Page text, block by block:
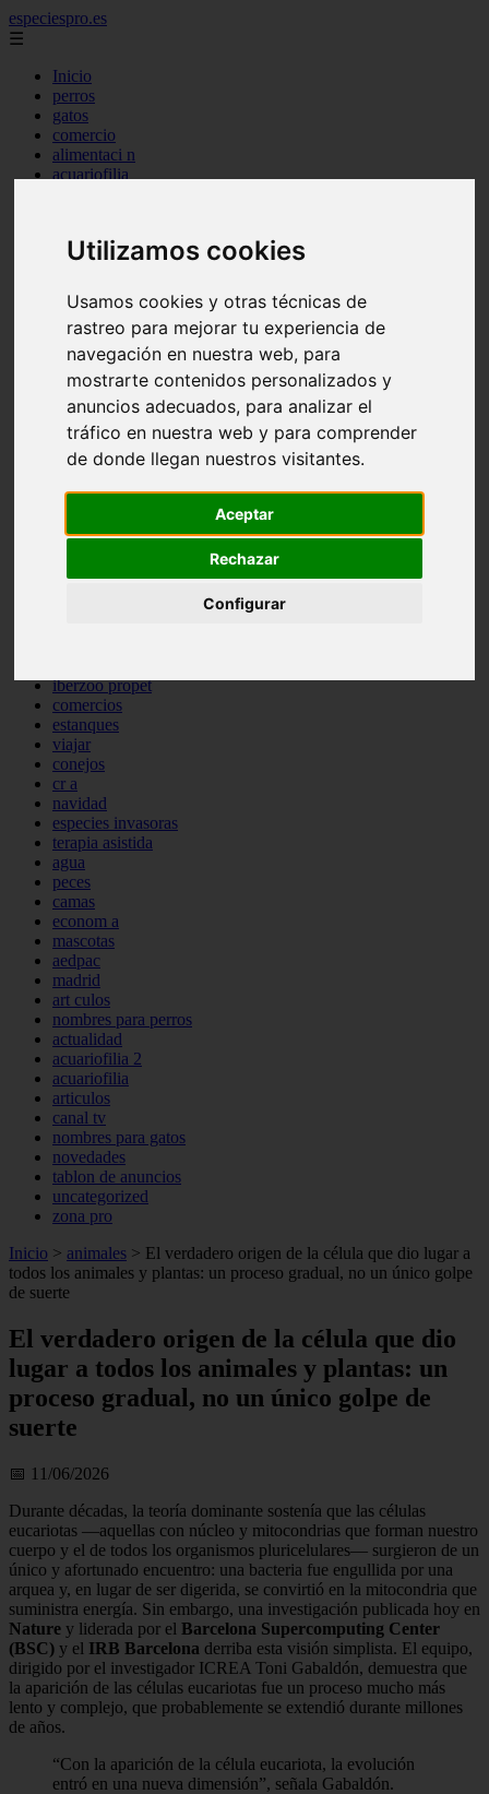
Utilizamos cookies
Usamos cookies y otras técnicas de
rastreo para mejorar tu experiencia de
navegación en nuestra web, para
mostrarte contenidos personalizados y
anuncios adecuados, para analizar el
tráfico en nuestra web y para comprender
de donde llegan nuestros visitantes.
Aceptar
Rechazar
Configurar
especiespro.es
☰
Inicio
perros
gatos
comercio
alimentaci n
acuariofilia
ventas
aves
marketing
bienestar
peque os mam feros
legislaci n
peluquer a
accesorios
peluquer a canina
complementos
consejos
protagonistas
iberzoo propet
comercios
estanques
viajar
conejos
cr a
navidad
especies invasoras
terapia asistida
agua
peces
camas
econom a
mascotas
aedpac
madrid
art culos
nombres para perros
actualidad
acuariofilia 2
acuariofilia
articulos
canal tv
nombres para gatos
novedades
tablon de anuncios
uncategorized
zona pro
Inicio > animales > El verdadero origen de la célula que dio lugar a
todos los animales y plantas: un proceso gradual, no un único golpe
de suerte
El verdadero origen de la célula que dio
lugar a todos los animales y plantas: un
proceso gradual, no un único golpe de
suerte
📅 11/06/2026
Durante décadas, la teoría dominante sostenía que las células
eucariotas —aquellas con núcleo y mitocondrias que forman nuestro
cuerpo y el de todos los organismos pluricelulares— surgieron de un
único y afortunado encuentro: una bacteria fue engullida por una
arquea y, en lugar de ser digerida, se convirtió en la mitocondria que
suministra energía. Sin embargo, una investigación publicada hoy en
Nature y liderada por el Barcelona Supercomputing Center
(BSC) y el IRB Barcelona derriba esta visión simplista. El equipo,
dirigido por el investigador ICREA Toni Gabaldón, demuestra que
la aparición de las células eucariotas fue un proceso mucho más
lento y complejo, que probablemente se extendió durante millones
de años.
“Con la aparición de la célula eucariota, la evolución
entró en una nueva dimensión”, señala Gabaldón.